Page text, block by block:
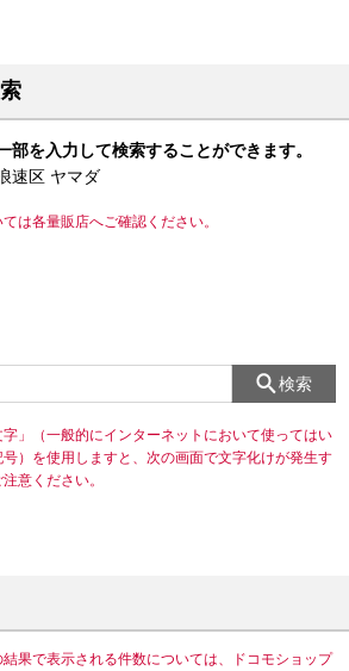
部を入力して検索することができます。
速区 ヤマダ
は各量販店へご確認ください。
検索
」（一般的にインターネットにおいて使ってはい
）を使用しますと、次の画面で文字化けが発生す
意ください。
結果で表示される件数については、ドコモショップ